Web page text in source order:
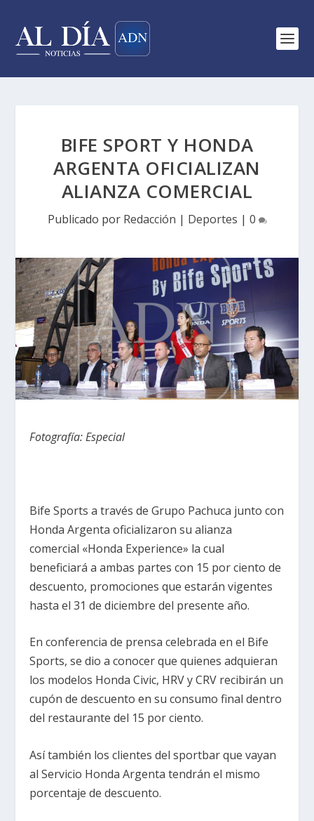
BIFE SPORT Y HONDA
ARGENTA OFICIALIZAN
ALIANZA COMERCIAL
Publicado por Redacción | Deportes | 0
Fotografía: Especial
Bife Sports a través de Grupo Pachuca junto con
Honda Argenta oficializaron su alianza
comercial «Honda Experience» la cual
beneficiará a ambas partes con 15 por ciento de
descuento, promociones que estarán vigentes
hasta el 31 de diciembre del presente año.
En conferencia de prensa celebrada en el Bife
Sports, se dio a conocer que quienes adquieran
los modelos Honda Civic, HRV y CRV recibirán un
cupón de descuento en su consumo final dentro
del restaurante del 15 por ciento.
Así también los clientes del sportbar que vayan
al Servicio Honda Argenta tendrán el mismo
porcentaje de descuento.